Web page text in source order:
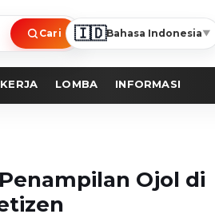
Cari 🇮🇩Bahasa Indonesia▼
LOMBA INFORMASI
Ojol di